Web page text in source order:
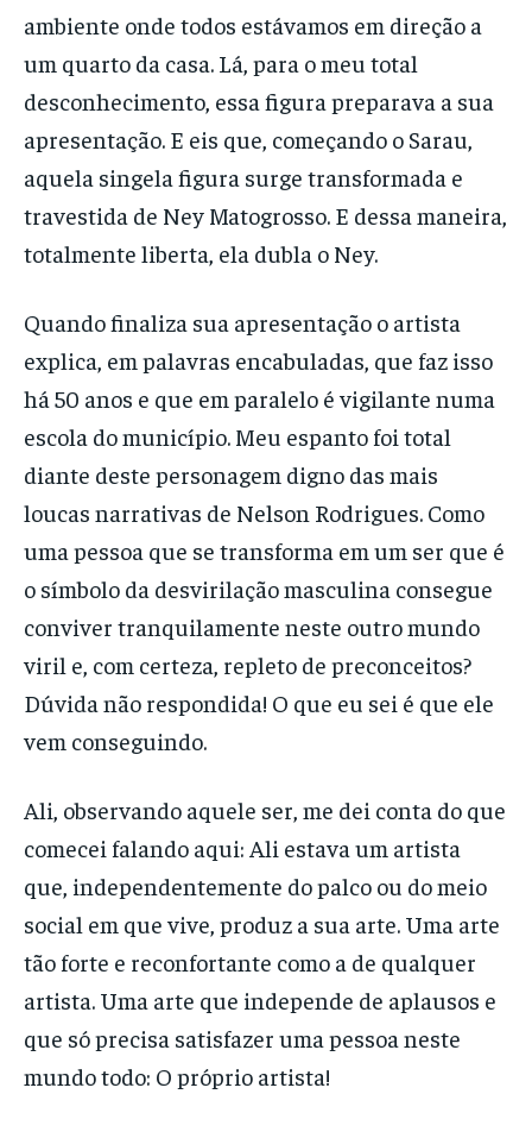
ambiente onde todos estávamos em direção a
um quarto da casa. Lá, para o meu total
desconhecimento, essa figura preparava a sua
apresentação. E eis que, começando o Sarau,
aquela singela figura surge transformada e
travestida de Ney Matogrosso. E dessa maneira,
totalmente liberta, ela dubla o Ney.
Quando finaliza sua apresentação o artista
explica, em palavras encabuladas, que faz isso
há 50 anos e que em paralelo é vigilante numa
escola do município. Meu espanto foi total
diante deste personagem digno das mais
loucas narrativas de Nelson Rodrigues. Como
uma pessoa que se transforma em um ser que é
o símbolo da desvirilação masculina consegue
conviver tranquilamente neste outro mundo
viril e, com certeza, repleto de preconceitos?
Dúvida não respondida! O que eu sei é que ele
vem conseguindo.
Ali, observando aquele ser, me dei conta do que
comecei falando aqui: Ali estava um artista
que, independentemente do palco ou do meio
social em que vive, produz a sua arte. Uma arte
tão forte e reconfortante como a de qualquer
artista. Uma arte que independe de aplausos e
que só precisa satisfazer uma pessoa neste
mundo todo: O próprio artista!